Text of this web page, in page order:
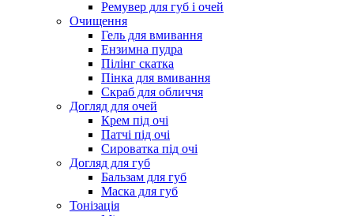
Ремувер для губ і очей
Очищення
Гель для вмивання
Ензимна пудра
Пілінг скатка
Пінка для вмивання
Скраб для обличчя
Догляд для очей
Крем під очі
Патчі під очі
Сироватка під очі
Догляд для губ
Бальзам для губ
Маска для губ
Тонізація